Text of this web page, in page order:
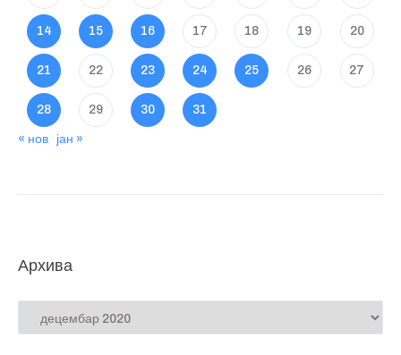
14 15 16 17 18 19 20
21 22 23 24 25 26 27
28 29 30 31
« нов јан »
Архива